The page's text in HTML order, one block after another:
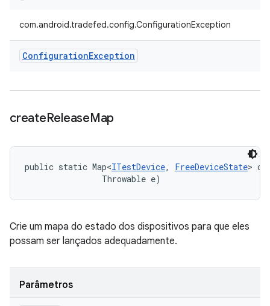
com.android.tradefed.config.ConfigurationException
ConfigurationException
createReleaseMap
public static Map<ITestDevice, FreeDeviceState>
                Throwable e)
Crie um mapa do estado dos dispositivos para que eles
possam ser lançados adequadamente.
Parâmetros